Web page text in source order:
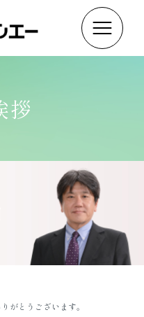
拶
がとうございます。